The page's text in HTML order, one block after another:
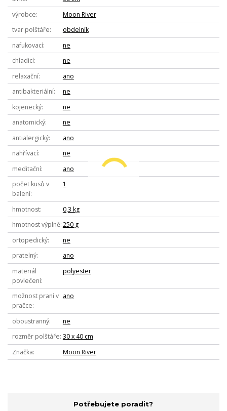
výrobce
Moon River
tvar polštáře
obdelník
nafukovací
ne
chladicí
ne
relaxační
ano
antibakteriální
ne
kojenecký
ne
anatomický
ne
antialergický
ano
nahřívací
ne
meditační
ano
počet kusů v
balení
1
hmotnost
0,3 kg
hmotnost výplně 250 g
ortopedický
ne
pratelný
ano
materiál
povlečení
polyester
možnost praní v
pračce
ano
oboustranný
ne
rozměr polštáře 30 x 40 cm
Značka
Moon River
Potřebujete poradit?